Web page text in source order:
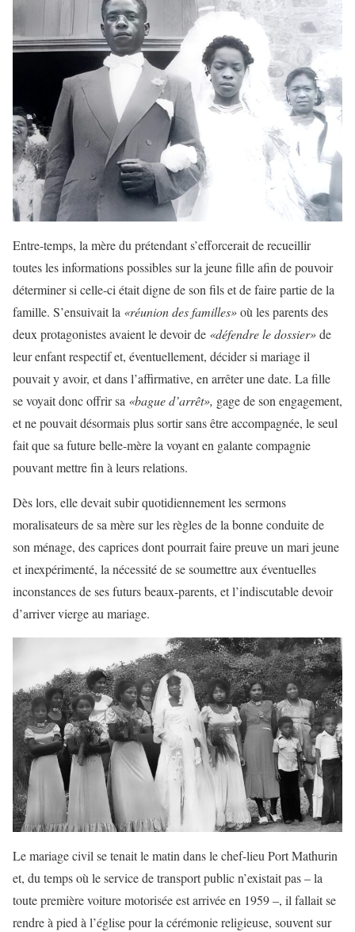
Entre-temps, la mère du prétendant s’efforcerait de recueillir
toutes les informations possibles sur la jeune fille afin de pouvoir
déterminer si celle-ci était digne de son fils et de faire partie de la
famille. S’ensuivait la «réunion des familles»où les parents des
deux protagonistes avaient le devoir de «défendre le dossier»de
leur enfant respectif et, éventuellement, décider si mariage il
pouvait y avoir, et dans l’affirmative, en arrêter une date. La fille
se voyait donc offrir sa «bague d’arrêt», gage de son engagement,
et ne pouvait désormais plus sortir sans être accompagnée, le seul
fait que sa future belle-mère la voyant en galante compagnie
pouvant mettre fin à leurs relations.
Dès lors, elle devait subir quotidiennement les sermons
moralisateurs de sa mère sur les règles de la bonne conduite de
son ménage, des caprices dont pourrait faire preuve un mari jeune
et inexpérimenté, la nécessité de se soumettre aux éventuelles
inconstances de ses futurs beaux-parents, et l’indiscutable devoir
d’arriver vierge au mariage.
Le mariage civil se tenait le matin dans le chef-lieu Port Mathurin
et, du temps où le service de transport public n’existait pas – la
toute première voiture motorisée est arrivée en 1959 –, il fallait se
rendre à pied à l’église pour la cérémonie religieuse, souvent sur